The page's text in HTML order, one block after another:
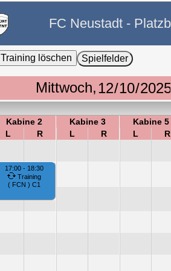
FC Neustadt -
Training löschen Spielfelder
Mittwoch,
Kabine 2 Kabine 3 Kabine 5
L R L R L R
17:00 - 18:30
Training
( FCN ) C1